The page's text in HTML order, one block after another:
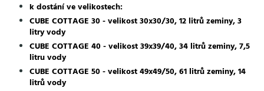
k dostání ve velikostech:
CUBE COTTAGE 30 - velikost 30x30/30, 12 litrů zeminy, 3
litry vody
CUBE COTTAGE 40 - velikost 39x39/40, 34 litrů zeminy, 7,5
litru vody
CUBE COTTAGE 50 - velikost 49x49/50, 61 litrů zeminy, 14
litrů vody